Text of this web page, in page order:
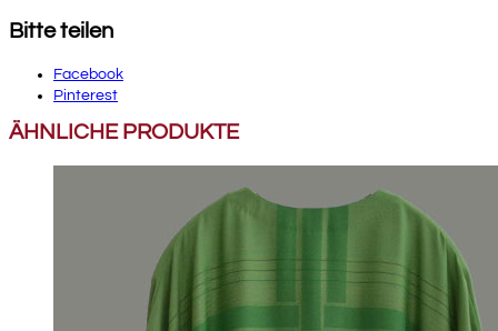
Bitte teilen
Facebook
Pinterest
ÄHNLICHE PRODUKTE